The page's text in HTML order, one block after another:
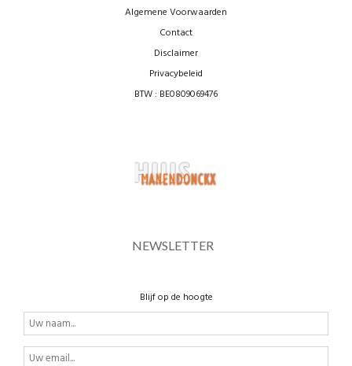
Algemene Voorwaarden
Contact
Disclaimer
Privacybeleid
BTW : BE0809069476
NEWSLETTER
Blijf op de hoogte